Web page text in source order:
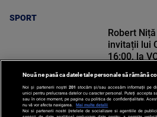
SPORT
SPORT
Robert
invitații lui
16:00, la
Nouă ne pasă ca datele tale personale să rămână
Noi și partenerii noștri 201 stocăm și/sau accesăm informații pe
unici pentru prelucrarea datelor cu caracter personal. Puteți accepta
sau în orice moment, pe pagina cu politica de confidențialitate.
nu vă vor afecta navigarea.
Mai multe detalii
Noi si partenerii nostri (retelele de socializare si agentiile de